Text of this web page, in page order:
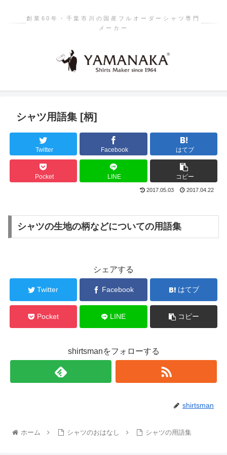
創業60年・千葉市川の国産フルオーダーシャツ専門
メーカー
シャツ用語集 [柄]
Twitter Facebook はてブ
Pocket LINE コピー
2017.05.03 2017.04.22
シャツの生地の柄などについての用語集
シェアする
Twitter Facebook はてブ
Pocket LINE コピー
shirtsmanをフォローする
shirtsman
ホーム シャツのおはなし シャツの用語集